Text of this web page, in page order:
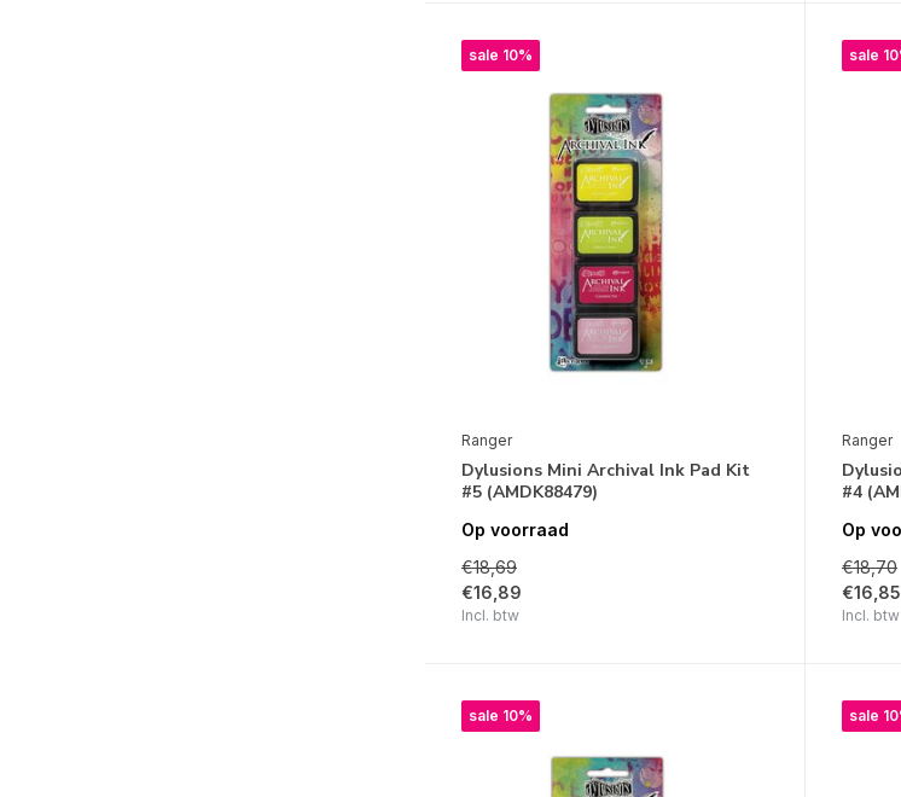
sale 10%
Ranger
Dylusions Mini Archival Ink Pad Kit
#5 (AMDK88479)
Op voorraad
€18,69
€16,89
Incl. btw
sale
Ranger
#4
Op
€18,70
€16,85
Incl. btw
sale 10% sale